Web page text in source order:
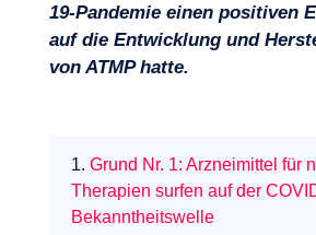
Projekte
19-Pandemie einen positiven
auf die Entwicklung und
von ATMP hatte.
1. Grund Nr. 1: Arzneimittel für
Therapien surfen auf der
Bekanntheitswelle